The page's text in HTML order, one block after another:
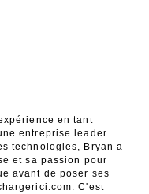
en tant
entreprise leader
technologies, Bryan a
et sa passion pour
avant de poser ses
C'est